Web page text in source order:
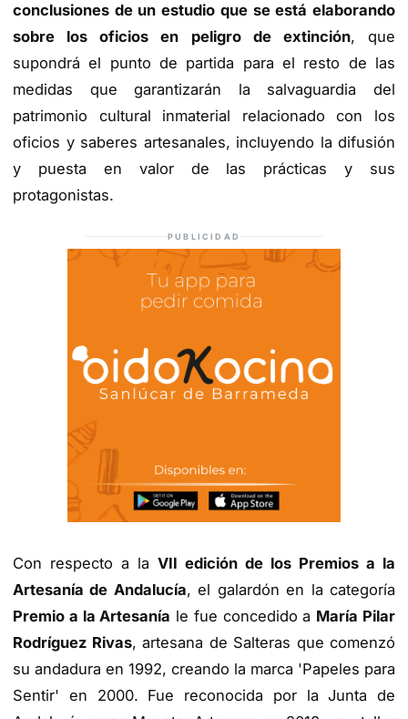
conclusiones de un estudio que se está elaborando
sobre los oficios en peligro de extinción, que
supondrá el punto de partida para el resto de las
medidas que garantizarán la salvaguardia del
patrimonio cultural inmaterial relacionado con los
oficios y saberes artesanales, incluyendo la difusión
y puesta en valor de las prácticas y sus
protagonistas.
PUBLICIDAD
Con respecto a la VII edición de los Premios a la
Artesanía de Andalucía, el galardón en la categoría
Premio a la Artesanía le fue concedido a María Pilar
Rodríguez Rivas, artesana de Salteras que comenzó
su andadura en 1992, creando la marca 'Papeles para
Sentir' en 2000. Fue reconocida por la Junta de